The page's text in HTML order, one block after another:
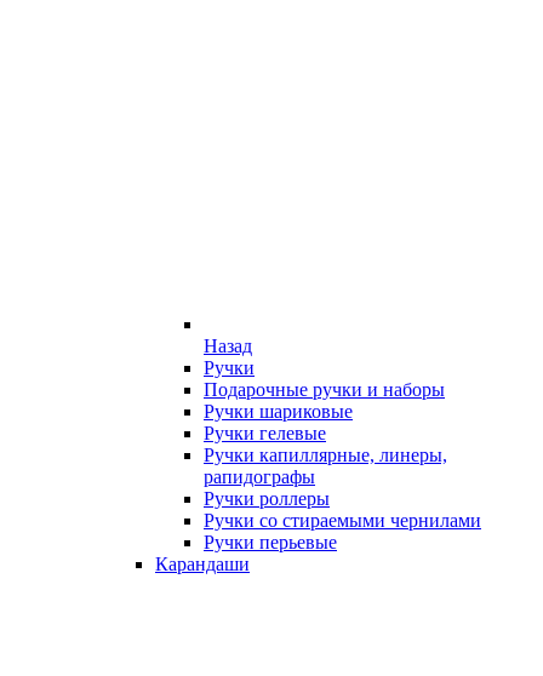
Назад
Ручки
Подарочные ручки и наборы
Ручки шариковые
Ручки гелевые
Ручки капиллярные, линеры,
рапидографы
Ручки роллеры
Ручки со стираемыми чернилами
Ручки перьевые
Карандаши